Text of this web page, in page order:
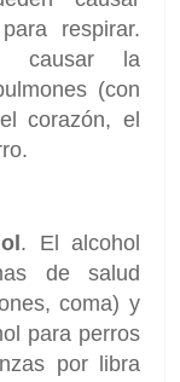
respirar.
causar la
(con
corazón, el
. El alcohol
de salud
coma) y
para perros
por libra